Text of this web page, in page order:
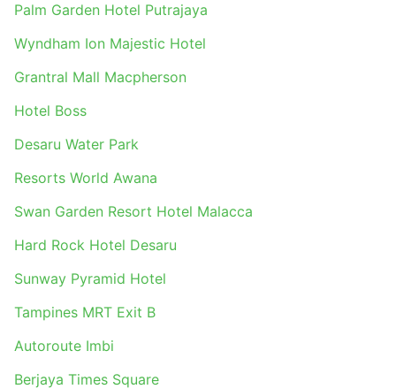
Palm Garden Hotel Putrajaya
Wyndham Ion Majestic Hotel
Grantral Mall Macpherson
Hotel Boss
Desaru Water Park
Resorts World Awana
Swan Garden Resort Hotel Malacca
Hard Rock Hotel Desaru
Sunway Pyramid Hotel
Tampines MRT Exit B
Autoroute Imbi
Berjaya Times Square